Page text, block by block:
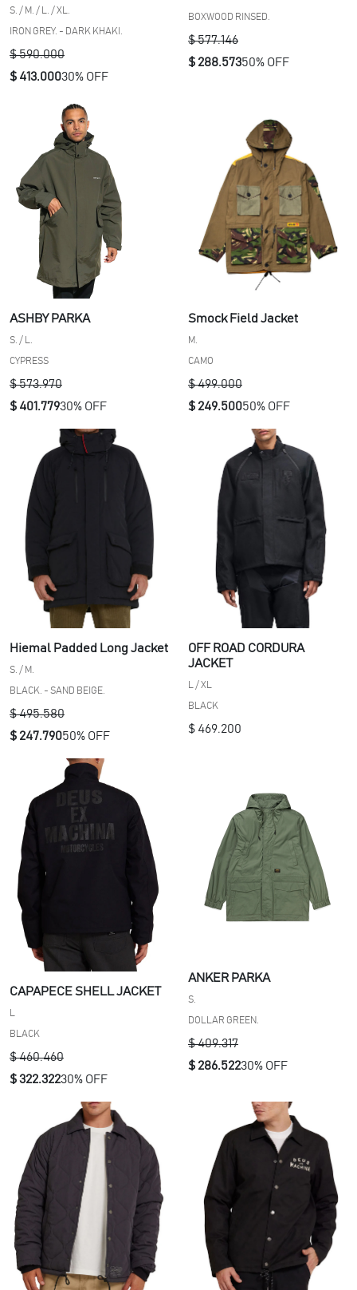
S. / M. / L. / XL.
IRON GREY. - DARK KHAKI.
$ 590.000
$ 413.00030% OFF
BOXWOOD RINSED.
$ 577.146
$ 288.57350% OFF
ASHBY PARKA
S. / L.
CYPRESS
$ 573.970
$ 401.77930% OFF
Smock Field Jacket
M.
CAMO
$ 499.000
$ 249.50050% OFF
Hiemal Padded Long Jacket
S. / M.
BLACK. - SAND BEIGE.
$ 495.580
$ 247.79050% OFF
OFF ROAD CORDURA
JACKET
L / XL
BLACK
$ 469.200
CAPAPECE SHELL JACKET
BLACK
$ 460.460
$ 322.32230% OFF
ANKER PARKA
S.
DOLLAR GREEN.
$ 409.317
$ 286.52230% OFF